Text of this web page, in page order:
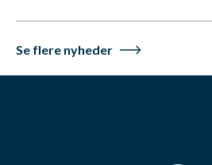
Se flere nyheder